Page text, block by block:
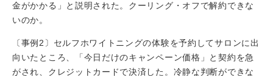
金がかかる」と説明された。クーリング・オフで解約できな
いのか。
〔事例2〕セルフホワイトニングの体験を予約してサロンに出
向いたところ、「今日だけのキャンペーン価格」と契約を急
がされ、クレジットカードで決済した。冷静な判断ができな